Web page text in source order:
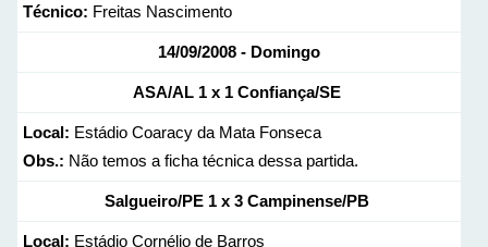
Técnico: Freitas Nascimento
14/09/2008 - Domingo
ASA/AL 1 x 1 Confiança/SE
Local: Estádio Coaracy da Mata Fonseca
Obs.: Não temos a ficha técnica dessa partida.
Salgueiro/PE 1 x 3 Campinense/PB
Local: Estádio Cornélio de Barros